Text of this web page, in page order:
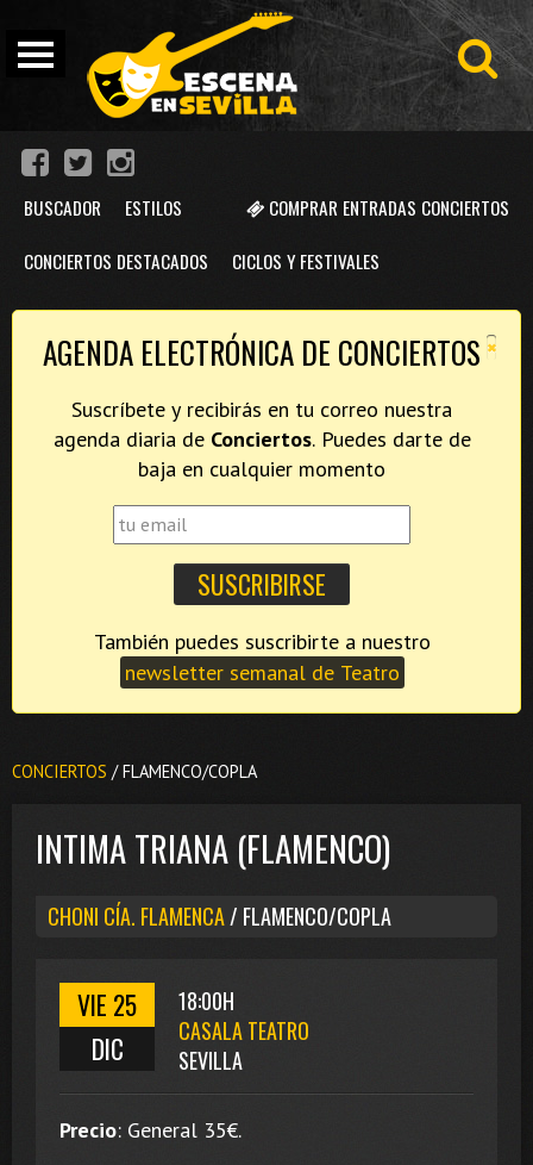
COMPRAR ENTRADAS CONCIERTOS
BUSCADOR ESTILOS
CONCIERTOS DESTACADOS CICLOS Y FESTIVALES
×
AGENDA ELECTRÓNICA DE CONCIERTOS
Suscríbete y recibirás en tu correo nuestra
agenda diaria de Conciertos. Puedes darte de
baja en cualquier momento
newsletter semanal de Teatro
CONCIERTOS / FLAMENCO/COPLA
INTIMA TRIANA (FLAMENCO)
CHONI CÍA. FLAMENCA/ FLAMENCO/COPLA
VIE 25
DIC
18:00H
CASALA TEATRO
SEVILLA
Precio: General 35€.